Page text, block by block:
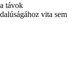
távok
vita sem